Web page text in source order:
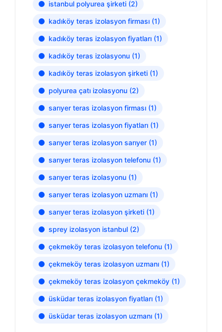
istanbul polyurea şirketi (2)
kadıköy teras izolasyon firması (1)
kadıköy teras izolasyon fiyatları (1)
kadıköy teras izolasyonu (1)
kadıköy teras izolasyon şirketi (1)
polyurea çatı izolasyonu (2)
sarıyer teras izolasyon firması (1)
sarıyer teras izolasyon fiyatları (1)
sarıyer teras izolasyon sarıyer (1)
sarıyer teras izolasyon telefonu (1)
sarıyer teras izolasyonu (1)
sarıyer teras izolasyon uzmanı (1)
sarıyer teras izolasyon şirketi (1)
sprey izolasyon istanbul (2)
çekmeköy teras izolasyon telefonu (1)
çekmeköy teras izolasyon uzmanı (1)
çekmeköy teras izolasyon çekmeköy (1)
üsküdar teras izolasyon fiyatları (1)
üsküdar teras izolasyon uzmanı (1)